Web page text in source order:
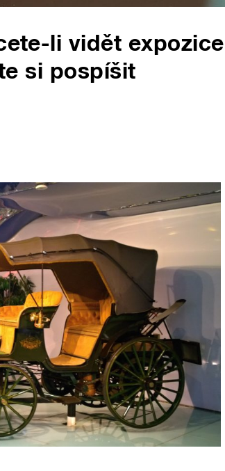
li vidět expozice
si pospíšit